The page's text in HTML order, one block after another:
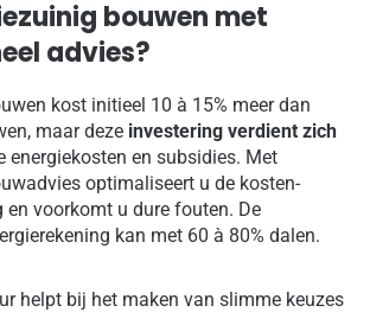
bouwen met
advies?
kost initieel 10 à 15% meer dan
maar deze investering verdient zich
energiekosten en subsidies. Met
optimaliseert u de kosten-
en voorkomt u dure fouten. De
kan met 60 à 80% dalen.
helpt bij het maken van slimme keuzes